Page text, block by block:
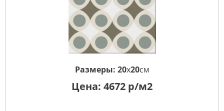
Размеры: 20x20см
Цена: 4672 р/м2